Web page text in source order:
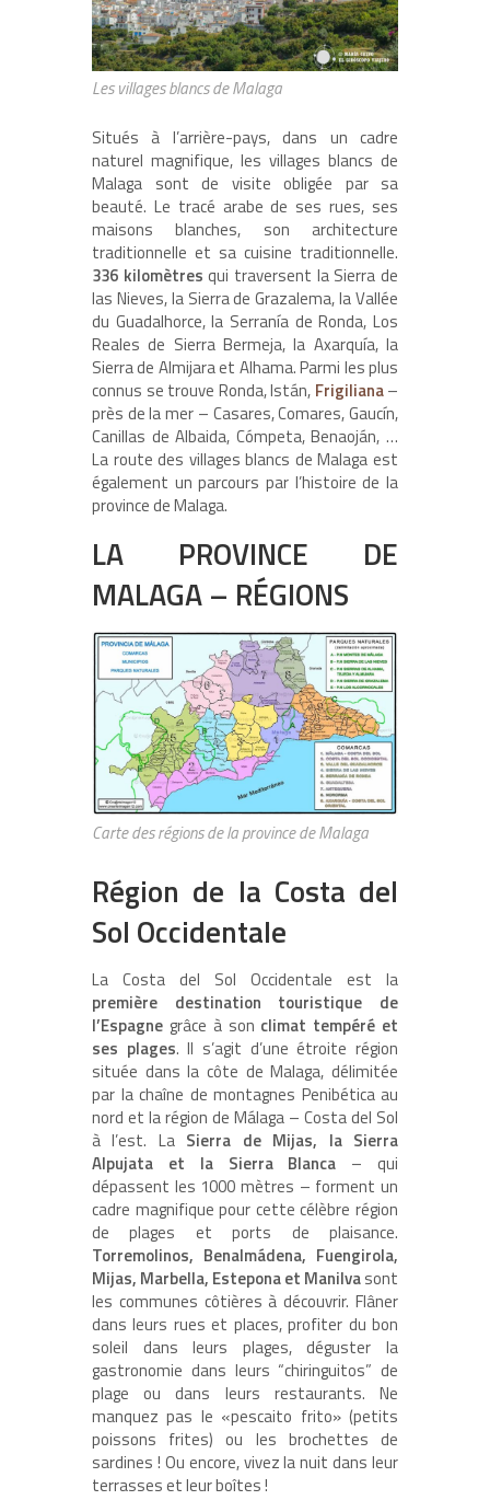
Les villages blancs de Malaga
Situés à l’arrière-pays, dans un cadre
naturel magnifique, les villages blancs de
Malaga sont de visite obligée par sa
beauté. Le tracé arabe de ses rues, ses
maisons blanches, son architecture
traditionnelle et sa cuisine traditionnelle.
336 kilomètres qui traversent la Sierra de
las Nieves, la Sierra de Grazalema, la Vallée
du Guadalhorce, la Serranía de Ronda, Los
Reales de Sierra Bermeja, la Axarquía, la
Sierra de Almijara et Alhama. Parmi les plus
connus se trouve Ronda, Istán, Frigiliana–
près de la mer – Casares, Comares, Gaucín,
Canillas de Albaida, Cómpeta, Benaoján, …
La route des villages blancs de Malaga est
également un parcours par l’histoire de la
province de Malaga.
LA PROVINCE DE
MALAGA – RÉGIONS
Carte des régions de la province de Malaga
Région de la Costa del
Sol Occidentale
La Costa del Sol Occidentale est la
première destination touristique de
l’Espagne grâce à son climat tempéré et
ses plages. Il s’agit d’une étroite région
située dans la côte de Malaga, délimitée
par la chaîne de montagnes Penibética au
nord et la région de Málaga – Costa del Sol
à l’est. La Sierra de Mijas, la Sierra
Alpujata et la Sierra Blanca – qui
dépassent les 1000 mètres – forment un
cadre magnifique pour cette célèbre région
de plages et ports de plaisance.
Torremolinos, Benalmádena, Fuengirola,
Mijas, Marbella, Estepona et Manilvasont
les communes côtières à découvrir. Flâner
dans leurs rues et places, profiter du bon
soleil dans leurs plages, déguster la
gastronomie dans leurs “chiringuitos” de
plage ou dans leurs restaurants. Ne
manquez pas le «pescaito frito» (petits
poissons frites) ou les brochettes de
sardines ! Ou encore, vivez la nuit dans leur
terrasses et leur boîtes !